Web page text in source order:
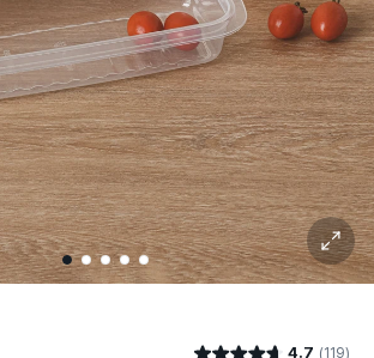
1 2 3 4 5
확대 보기
4.7 (119)